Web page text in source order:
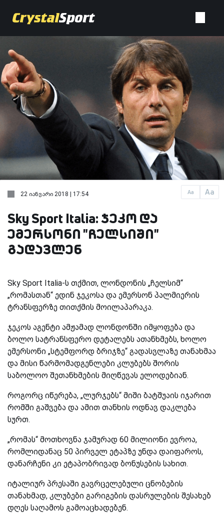
Aa Aa
22 იანვარი 2018 | 17:54
Sky Sport Italia: ჯეკო და
ემერსონი "ჩელსიში"
გადავლენ
Sky Sport Italia-ს თქმით, ლონდონის „ჩელსიმ“
„რომასთან“ ედინ ჯეკოსა და ემერსონ პალმიერის
ტრანსფერზე თითქმის მოილაპარაკა.
ჯეკოს აგენტი ამჟამად ლონდონში იმყოფება და
ბოლო სატრანსფერო დეტალებს ათანხმებს, ხოლო
ემერსონი „სტემფორდ ბრიჯზე“ გადასვლაზე თანახმაა
და მისი წარმომადგენლები კლუბებს შორის
საბოლოო შეთანხმების მიღწევას ელოდებიან.
როგორც იწერება, „ლურჯებს“ მიში ბატშუაის იჯარით
რომში გაშვება და ამით თანხის ოდნავ დაკლება
სურთ.
„რომას“ მოთხოვნა ჯამურად 60 მილიონი ევროა,
რომლიდანაც 50 პირველ ეტაპზე უნდა დაიფაროს,
დანარჩენი კი ეტაპობრივად ბონუსების სახით.
იტალიურ პრესაში გავრცელებული ცნობების
თანახმად, კლუბები გარიგების დასრულების შესახებ
დღეს საღამოს გამოაცხადებენ.